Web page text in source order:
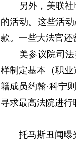
另外，美联社曝
的活动。这些活
款。一些大法官还
美参议院司法委
样制定基本（职
籍成员约翰·科宁
寻求最高法院进行
托马斯丑闻曝光